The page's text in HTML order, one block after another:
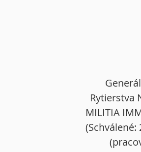
Rytierstva
MILITIA
(Schválené: